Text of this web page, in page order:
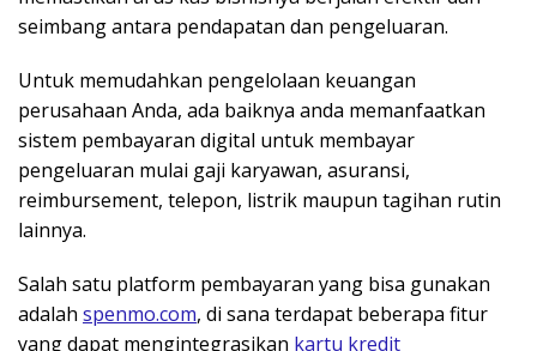
seimbang antara pendapatan dan pengeluaran.
Untuk memudahkan pengelolaan keuangan
perusahaan Anda, ada baiknya anda memanfaatkan
sistem pembayaran digital untuk membayar
pengeluaran mulai gaji karyawan, asuransi,
reimbursement, telepon, listrik maupun tagihan rutin
lainnya.
Salah satu platform pembayaran yang bisa gunakan
adalah spenmo.com, di sana terdapat beberapa fitur
yang dapat mengintegrasikan kartu kredit